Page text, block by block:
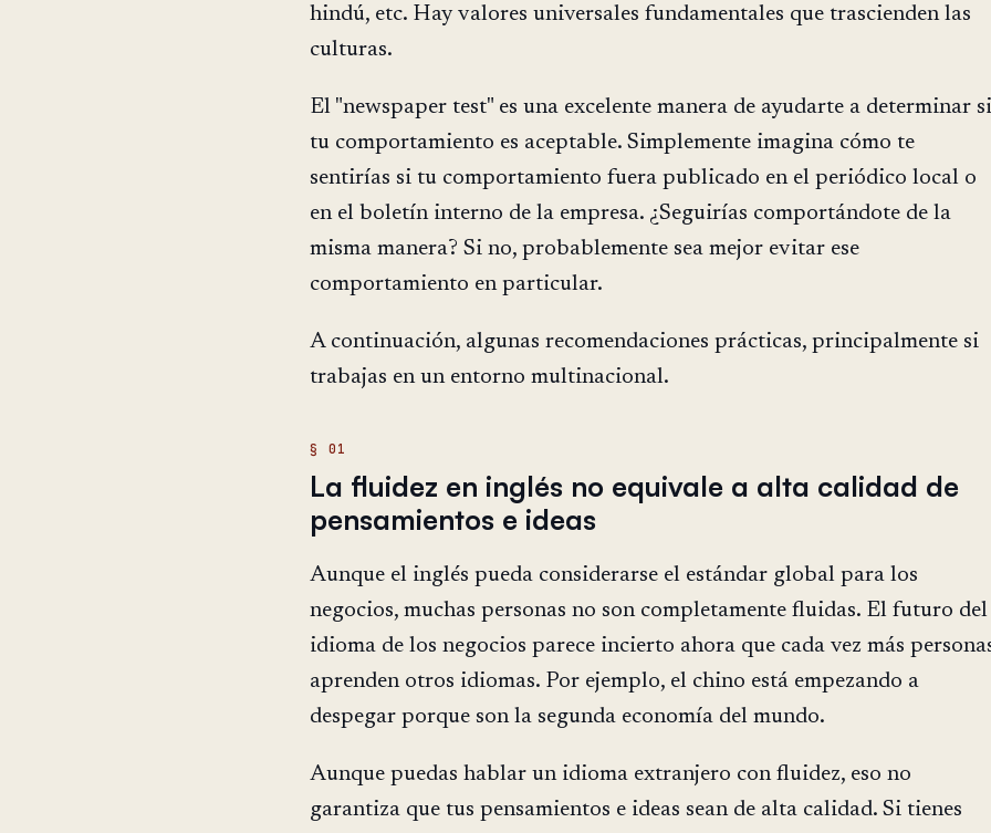
hindú, etc. Hay valores universales fundamentales que trascienden las
culturas.
El "newspaper test" es una excelente manera de ayudarte a determinar si
tu comportamiento es aceptable. Simplemente imagina cómo te
sentirías si tu comportamiento fuera publicado en el periódico local o
en el boletín interno de la empresa. ¿Seguirías comportándote de la
misma manera? Si no, probablemente sea mejor evitar ese
comportamiento en particular.
A continuación, algunas recomendaciones prácticas, principalmente si
trabajas en un entorno multinacional.
La fluidez en inglés no equivale a alta calidad de
pensamientos e ideas
Aunque el inglés pueda considerarse el estándar global para los
negocios, muchas personas no son completamente fluidas. El futuro del
idioma de los negocios parece incierto ahora que cada vez más
aprenden otros idiomas. Por ejemplo, el chino está empezando a
despegar porque son la segunda economía del mundo.
Aunque puedas hablar un idioma extranjero con fluidez, eso no
garantiza que tus pensamientos e ideas sean de alta calidad. Si tienes